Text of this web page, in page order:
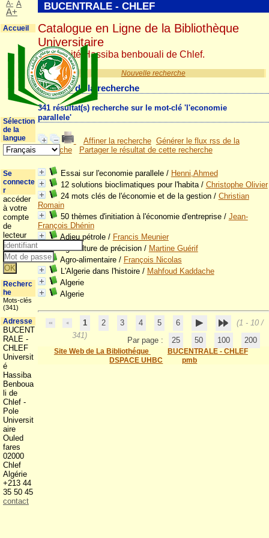
Nouvelle recherche
Résultat de la recherche
341 résultat(s) recherche sur le mot-clé 'l'economie
parallele'
Affiner la recherche Générer le flux rss de la
recherche
Partager le résultat de cette recherche
Essai sur l'economie parallele/ Henni,Ahmed
12 solutions bioclimatiques pour l'habita/ Christophe Olivier
24 mots clés de l'économie et de la gestion/ Christian
Romain
50 thèmes d'initiation à l'économie d'entreprise/ Jean-
François Dhénin
Adieu pétrole/ Francis Meunier
Agriculture de précision/ Martine Guérif
Agro-alimentaire/ François Nicolas
L'Algerie dans l'histoire/ Mahfoud Kaddache
Algerie
Algerie
1 2 3 4 5 6
(1 - 10 /
341)
Par page : 25 50 100 200
Site Web de La Bibliothéque
BUCENTRALE - CHLEF
DSPACE UHBC
pmb
BUCENTRALE - CHLEF
Catalogue en Ligne de la Bibliothèque
Universitaire
Université Hassiba benbouali de Chlef.
A- A
A+
Accueil
Sélection
de la
langue
Se
connecte
r
accéder
à votre
compte
de
lecteur
Recherc
he
Mots-clés
(341)
Adresse
BUCENT
RALE -
CHLEF
Universit
é
Hassiba
Benboua
li de
Chlef -
Pole
Universit
aire
Ouled
fares
02000
Chlef
Algérie
+213 44
35 50 45
contact